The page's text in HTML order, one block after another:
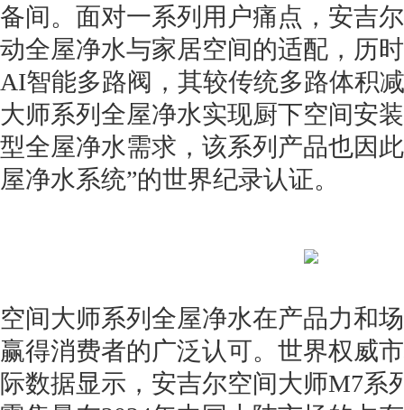
备间。面对一系列用户痛点，安吉
动全屋净水与家居空间的适配，历
AI智能多路阀，其较传统多路体积
大师系列全屋净水实现厨下空间安
型全屋净水需求，该系列产品也因
屋净水系统”的世界纪录认证。
空间大师系列全屋净水在产品力和
赢得消费者的广泛认可。世界权威
际数据显示，安吉尔空间大师M7系